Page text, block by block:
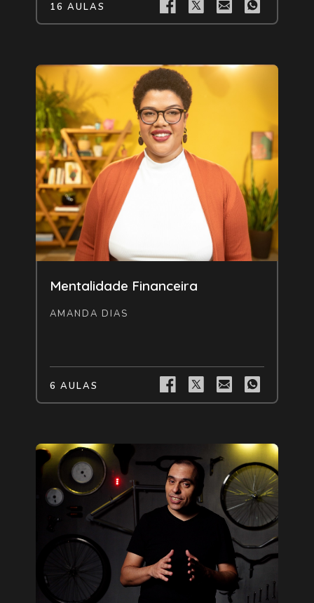
16 AULAS
Mentalidade Financeira
AMANDA DIAS
6 AULAS